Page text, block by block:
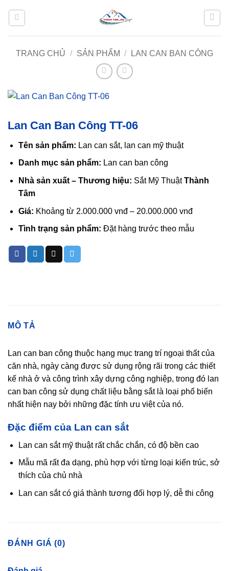
TRANG CHỦ / SẢN PHẨM / LAN CAN BAN CÔNG
Lan Can Ban Công TT-06
Tên sản phẩm: Lan can sắt, lan can mỹ thuật
Danh mục sản phẩm: Lan can ban công
Nhà sản xuất – Thương hiệu: Sắt Mỹ ThuậtThành
Tâm
Giá: Khoảng từ 2.000.000 vnđ – 20.000.000 vnđ
Tình trạng sản phẩm: Đặt hàng trước theo mẫu
MÔ TẢ
Lan can ban công thuộc hạng mục trang trí ngoại thất của
căn nhà, ngày càng được sử dụng rộng rãi trong các thiết
kế nhà ở và công trình xây dựng công nghiệp, trong đó lan
can ban công sử dụng chất liệu bằng sắt là loại phổ biến
nhất hiện nay bởi những đặc tính ưu việt của nó.
Đặc điểm của Lan can sắt
Lan can sắt mỹ thuật rất chắc chắn, có độ bền cao
Mẫu mã rất đa dạng, phù hợp với từng loại kiến trúc, sở
thích của chủ nhà
Lan can sắt có giá thành tương đối hợp lý, dễ thi công
ĐÁNH GIÁ (0)